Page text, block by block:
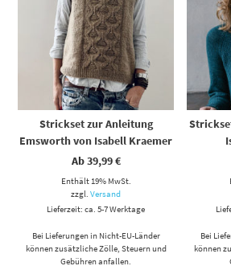
Strickset zur Anleitung
Emsworth von Isabell Kraemer
Ab39,99€
Enthält 19% MwSt.
zzgl.Versand
Lieferzeit: ca. 5-7 Werktage
Bei Lieferungen in Nicht-EU-Länder
können zusätzliche Zölle, Steuern und
Gebühren anfallen.
Bei
können